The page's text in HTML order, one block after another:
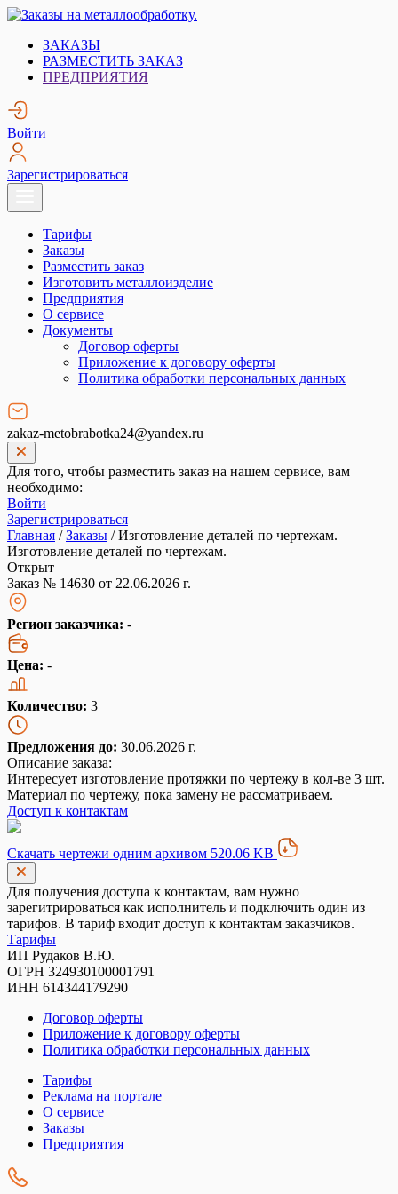
Skip
content
Заказы на металлообработку.
Металлообработка. Открытые заказы на металлообработку.
ЗАКАЗЫ
РАЗМЕСТИТЬ ЗАКАЗ
ПРЕДПРИЯТИЯ
Войти
Зарегистрироваться
Тарифы
Заказы
Разместить заказ
Изготовить металлоизделие
Предприятия
О сервисе
Документы
Договор оферты
Приложение к договору оферты
Политика обработки персональных данных
zakaz-metobrabotka24@yandex.ru
Для того, чтобы разместить заказ на нашем сервисе, вам
необходимо:
Войти
Зарегистрироваться
Главная /Заказы /Изготовление деталей по чертежам.
Изготовление деталей по чертежам.
Открыт
Заказ № 14630 от 22.06.2026 г.
Регион заказчика: -
Цена: -
Количество: 3
Предложения до: 30.06.2026 г.
Описание заказа:
Интересует изготовление протяжки по чертежу в кол-ве 3 шт.
Материал по чертежу, пока замену не рассматриваем.
Доступ к контактам
Скачать чертежи одним архивом 520.06 KB
Для получения доступа к контактам, вам нужно
зарегитрироваться как исполнитель и подключить один из
тарифов. В тариф входит доступ к контактам заказчиков.
Тарифы
ИП Рудаков В.Ю.
ОГРН 324930100001791
ИНН 614344179290
Договор оферты
Приложение к договору оферты
Политика обработки персональных данных
Тарифы
Реклама на портале
О сервисе
Заказы
Предприятия